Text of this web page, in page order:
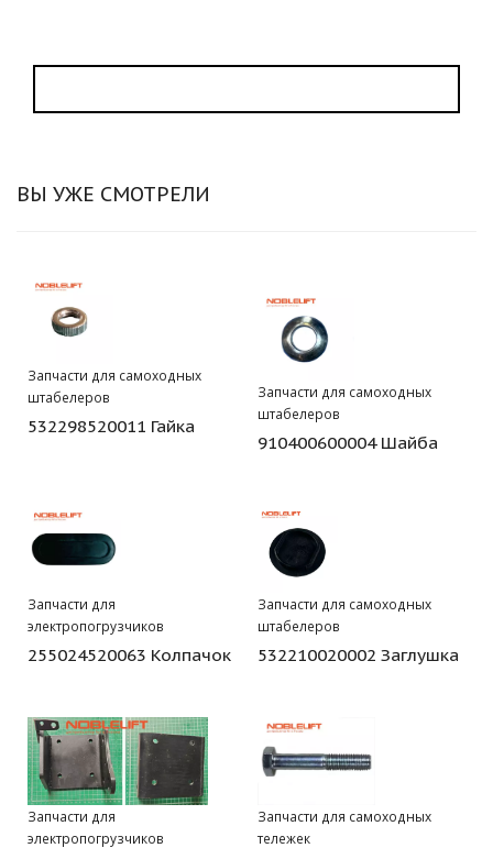
ВЫ УЖЕ СМОТРЕЛИ
Запчасти для самоходных
штабелеров
532298520011 Гайка
Запчасти для самоходных
штабелеров
910400600004 Шайба
Запчасти для
электропогрузчиков
255024520063 Колпачок
Запчасти для самоходных
штабелеров
532210020002 Заглушка
Запчасти для
электропогрузчиков
Запчасти для самоходных
тележек